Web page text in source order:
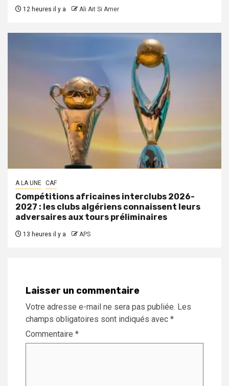
12 heures il y a Ali Ait Si Amer
A LA UNE CAF
Compétitions africaines interclubs 2026-
2027 : les clubs algériens connaissent leurs
adversaires aux tours préliminaires
13 heures il y a APS
Laisser un commentaire
Votre adresse e-mail ne sera pas publiée. Les
champs obligatoires sont indiqués avec *
Commentaire *